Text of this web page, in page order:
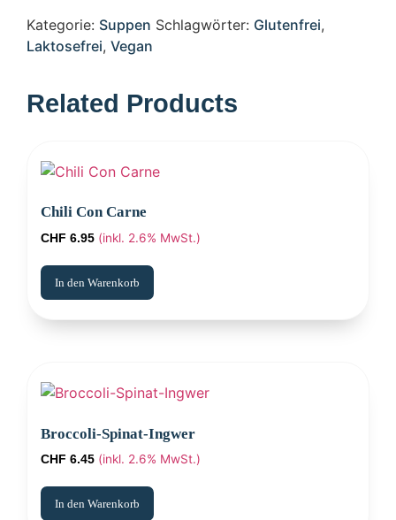
Kategorie: Suppen Schlagwörter: Glutenfrei,
Laktosefrei, Vegan
Chili Con Carne
CHF 6.95 (inkl. 2.6% MwSt.)
In den Warenkorb
Broccoli-Spinat-Ingwer
CHF 6.45 (inkl. 2.6% MwSt.)
In den Warenkorb